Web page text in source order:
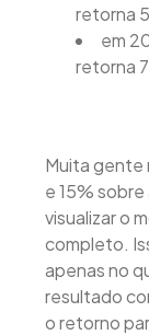
retorna
em
retorna
Muita gente
e 15%
visualizar o
completo.
apenas no
resultado
o retorno